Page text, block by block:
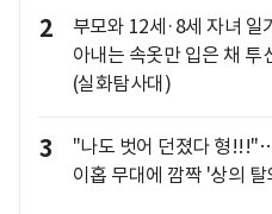
2
부모와 12세·8세 자녀 일
아내는 속옷만 입은 채
(실화탐사대)
3
"나도 벗어 던졌다 형
이홉 무대에 깜짝 '상의 탈